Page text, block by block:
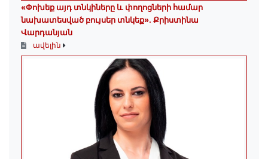
«Փոխեք այդ տնկիները և փողոցների համար
նախատեսված բույսեր տնկեք». Քրիստինա
Վարդանյան
ավելին